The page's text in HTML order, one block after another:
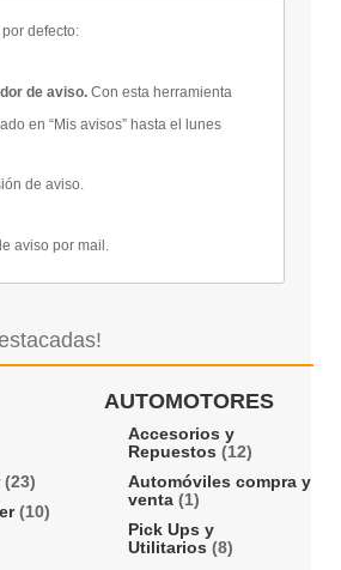
defecto:
de aviso. Con esta herramienta
en “Mis avisos” hasta el lunes
de aviso.
aviso por mail.
(23)
(10)
AUTOMOTORES
Accesorios y
Repuestos (12)
Automóviles compra y
venta (1)
Pick Ups y
Utilitarios (8)